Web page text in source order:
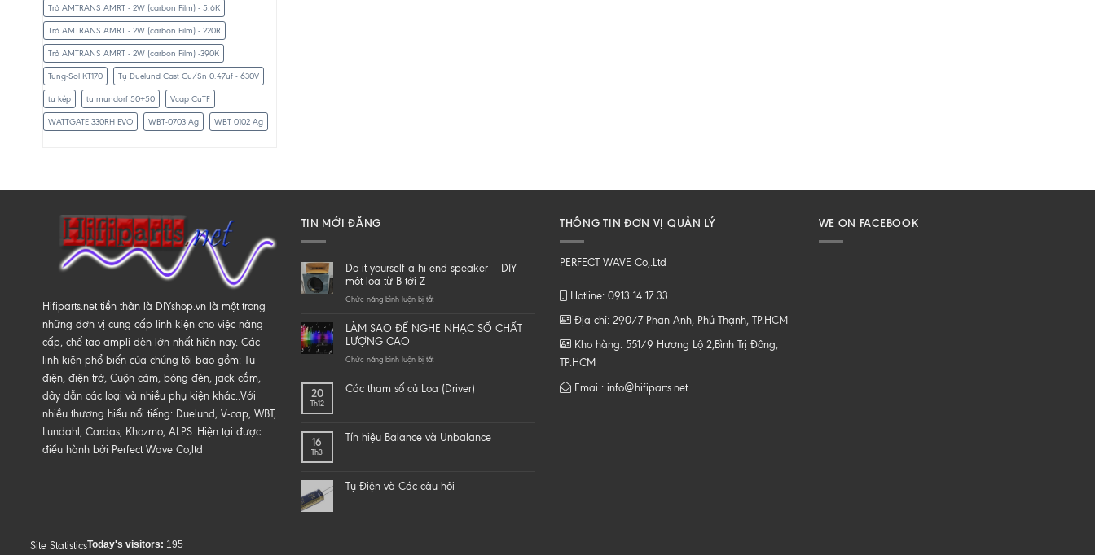
Trở AMTRANS AMRT - 2W (carbon Film) - 5.6K
Trở AMTRANS AMRT - 2W (carbon Film) - 220R
Trở AMTRANS AMRT - 2W (carbon Film) -390K
Tung-Sol KT170 Tụ Duelund Cast Cu/Sn 0.47uf - 630V
tụ kép tụ mundorf 50+50 Vcap CuTF
WATTGATE 330RH EVO WBT-0703 Ag WBT 0102 Ag
Hifiparts.net tiền thân là DIYshop.vn là một trong
những đơn vị cung cấp linh kiện cho việc nâng
cấp, chế tạo ampli đèn lớn nhất hiện nay. Các
linh kiện phổ biến của chúng tôi bao gồm: Tụ
điện, điện trở, Cuộn cảm, bóng đèn, jack cắm,
dây dẫn các loại và nhiều phụ kiện khác..Với
nhiều thương hiểu nổi tiếng: Duelund, V-cap, WBT,
Lundahl, Cardas, Khozmo, ALPS..Hiện tại được
điều hành bởi Perfect Wave Co,ltd
TIN MỚI ĐĂNG
Do it yourself a hi-end speaker – DIY
một loa từ B tới Z
Chức năng bình luận bị tắtở
it
hi-
speaker
loa
LÀM SAO ĐỂ NGHE NHẠC SỐ CHẤT
LƯỢNG CAO
Chức năng bình luận bị tắtở
SAO
SỐ
20
Th12
Các tham số củ Loa (Driver)
16
Th3
Tín hiệu Balance và Unbalance
Tụ Điện và Các câu hỏi
THÔNG TIN ĐƠN VỊ QUẢN LÝ
PERFECT WAVE Co,.Ltd
Hotline: 0913 14 17 33
Địa chỉ: 290/7 Phan Anh, Phú Thạnh, TP.HCM
Kho hàng: 551/9 Hương Lộ 2,Bình Trị Đông,
TP.HCM
Emai : info@hifiparts.net
WE ON FACEBOOK
Site StatisticsToday's visitors: 195